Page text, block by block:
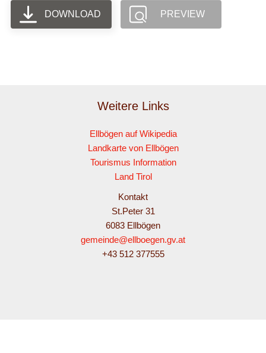
DOWNLOAD PREVIEW
Weitere Links
Ellbögen auf Wikipedia
Landkarte von Ellbögen
Tourismus Information
Land Tirol
Kontakt
St.Peter 31
6083 Ellbögen
gemeinde@ellboegen.gv.at
+43 512 377555